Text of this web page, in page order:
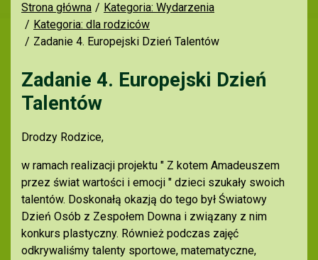
Strona główna
Kategoria: Wydarzenia
Kategoria: dla rodziców
Zadanie 4. Europejski Dzień Talentów
Zadanie 4. Europejski Dzień
Talentów
Drodzy Rodzice,
w ramach realizacji projektu " Z kotem Amadeuszem
przez świat wartości i emocji " dzieci szukały swoich
talentów. Doskonałą okazją do tego był Światowy
Dzień Osób z Zespołem Downa i związany z nim
konkurs plastyczny. Również podczas zajęć
odkrywaliśmy talenty sportowe, matematyczne,